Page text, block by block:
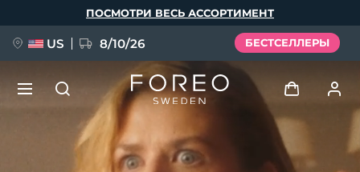
ПОСМОТРИ ВЕСЬ АССОРТИМЕНТ
US 8/10/26 БЕСТСЕЛЛЕРЫ
НОВИНКА